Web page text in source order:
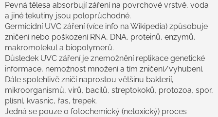
Pevná tělesa absorbují záření na povrchové vrstvě, voda
a jiné tekutiny jsou poloprůchodné.
Germicidní UVC záření (více info na Wikipedia) způsobuje
zničení nebo poškození RNA, DNA, proteinů, enzymů,
makromolekul a biopolymerů.
Důsledek UVC záření je znemožnění replikace genetické
informace, nemožnost množení a tím zničení/vyhubení.
Dále spolehlivě zničí naprostou většinu bakterií,
mikroorganismů, virů, bacilů, streptokoků, protozoa, spor,
plísní, kvasnic, řas, trepek.
Jedná se pouze o fotochemický (netoxický) proces